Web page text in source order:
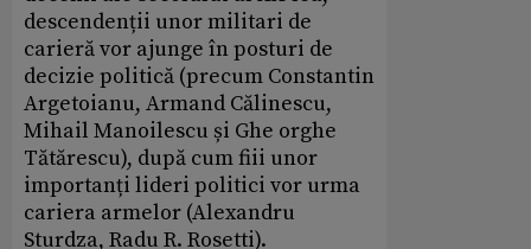
descendenții unor militari de
carieră vor ajunge în posturi de
decizie politică (precum Constantin
Argetoianu, Armand Călinescu,
Mihail Manoilescu și Ghe orghe
Tătărescu), după cum fiii unor
importanți lideri politici vor urma
cariera armelor (Alexandru
Sturdza, Radu R. Rosetti).